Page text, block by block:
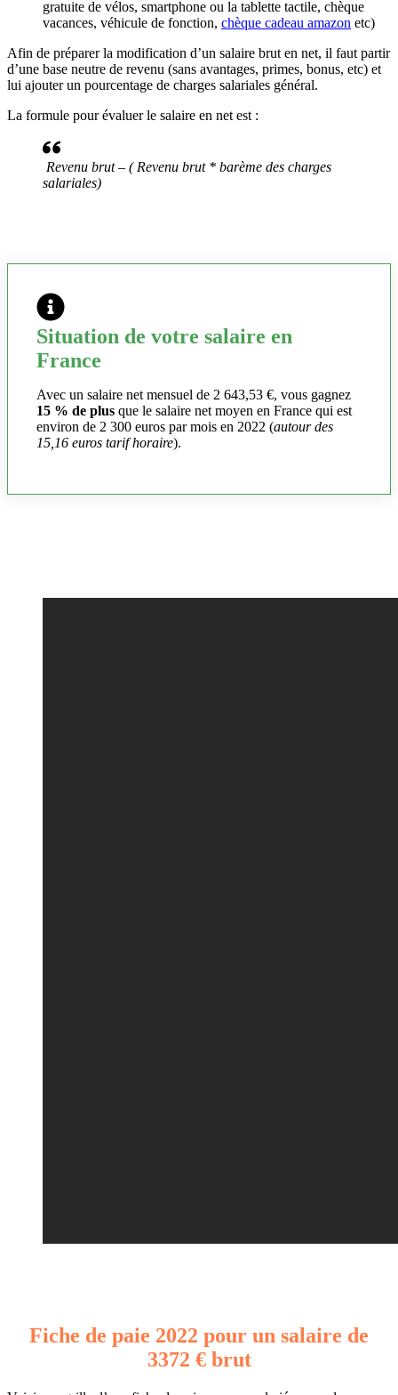
gratuite de vélos, smartphone ou la tablette tactile, chèque
vacances, véhicule de fonction, chèque cadeau amazon etc)
Afin de préparer la modification d’un salaire brut en net, il faut partir
d’une base neutre de revenu (sans avantages, primes, bonus, etc) et
lui ajouter un pourcentage de charges salariales général.
La formule pour évaluer le salaire en net est :
Revenu brut – ( Revenu brut * barème des charges
salariales)
Situation de votre salaire en
France
Avec un salaire net mensuel de 2 643,53 €, vous gagnez
15 % de plus que le salaire net moyen en France qui est
environ de 2 300 euros par mois en 2022 (autour des
15,16 euros tarif horaire).
Fiche de paie 2022 pour un salaire de
3372 € brut